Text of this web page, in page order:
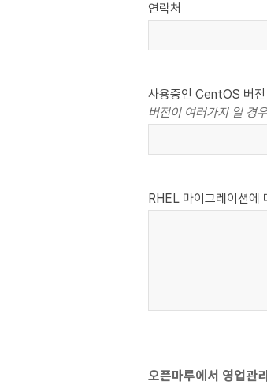
연락처
사용중인 CentOS 버전
버전이 여러가지 일 경
RHEL 마이그레이션에
오픈마루에서 영업관